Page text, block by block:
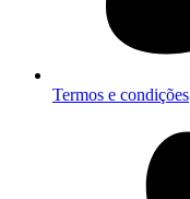
Termos e condições